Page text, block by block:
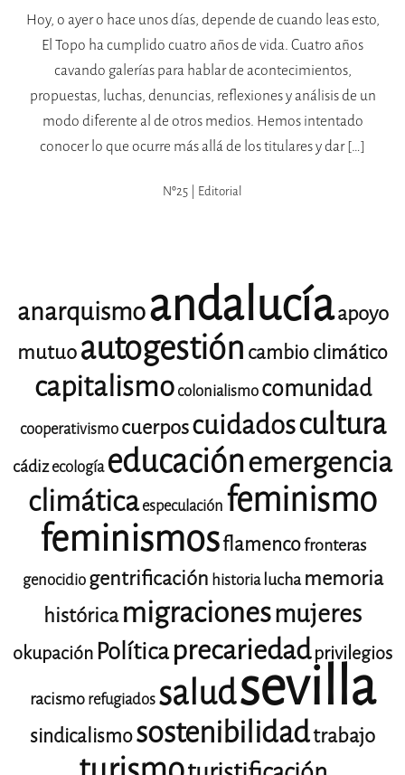
Hoy, o ayer o hace unos días, depende de cuando leas esto,
El Topo ha cumplido cuatro años de vida. Cuatro años
cavando galerías para hablar de acontecimientos,
propuestas, luchas, denuncias, reflexiones y análisis de un
modo diferente al de otros medios. Hemos intentado
conocer lo que ocurre más allá de los titulares y dar […]
Nº25 | Editorial
anarquismoandalucíaapoyo
mutuoautogestión cambio climático
capitalismocolonialismocomunidad
cooperativismocuerposcuidadoscultura
cádizecología educaciónemergencia
climáticaespeculación feminismo
feminismosflamencofronteras
genocidiogentrificación historia lucha memoria
histórica migracionesmujeres
okupaciónPolíticaprecariedadprivilegios
racismorefugiadossaludsevilla
sindicalismosostenibilidadtrabajo